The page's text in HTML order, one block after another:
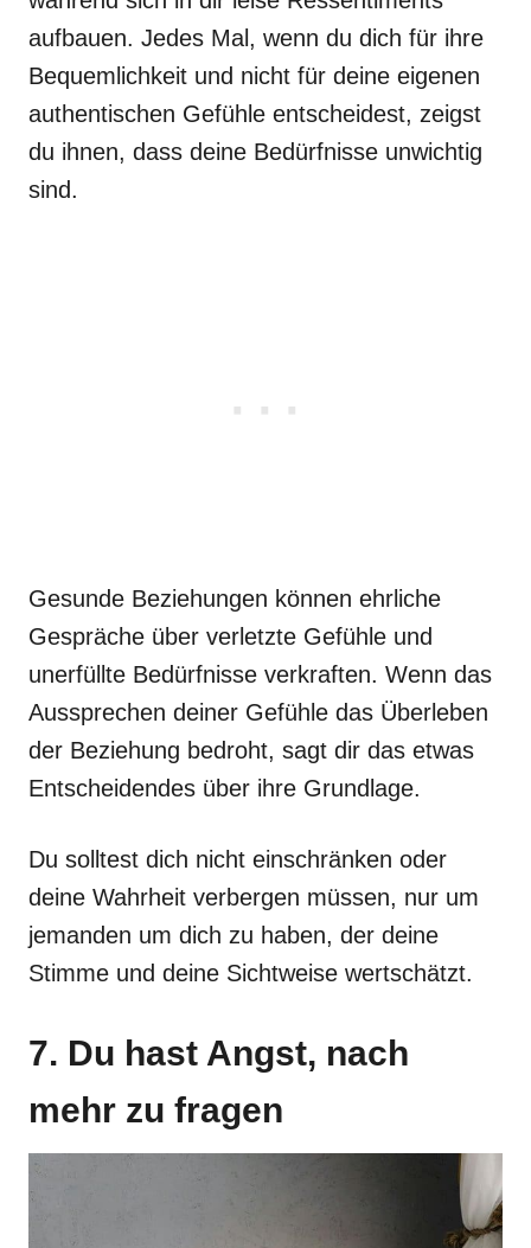
aufbauen. Jedes Mal, wenn du dich für ihre
Bequemlichkeit und nicht für deine eigenen
authentischen Gefühle entscheidest, zeigst
du ihnen, dass deine Bedürfnisse unwichtig
sind.
Gesunde Beziehungen können ehrliche
Gespräche über verletzte Gefühle und
unerfüllte Bedürfnisse verkraften. Wenn das
Aussprechen deiner Gefühle das Überleben
der Beziehung bedroht, sagt dir das etwas
Entscheidendes über ihre Grundlage.
Du solltest dich nicht einschränken oder
deine Wahrheit verbergen müssen, nur um
jemanden um dich zu haben, der deine
Stimme und deine Sichtweise wertschätzt.
7. Du hast Angst, nach
mehr zu fragen